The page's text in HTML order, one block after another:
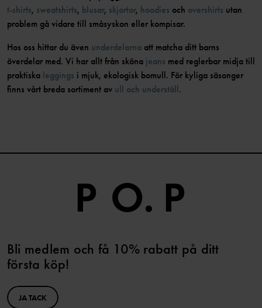
t-shirts, sweatshirts, blusar, skjortor, hoodies och overshirts utan
problem gå vidare till småsyskon eller kompisar.
Hos oss hittar du även underdelarna att matcha ditt barns
överdelar med. Vi har allt från sköna jeans med reglerbar midja till
praktiska leggings i mjuk, ekologisk bomull. För kyliga säsonger
finns vårt breda sortiment av ull och underställ.
Bli medlem och få 10% rabatt på ditt
första köp!
JA TACK